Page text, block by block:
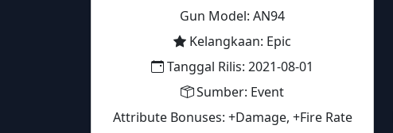
Gun Model: AN94
Kelangkaan: Epic
Tanggal Rilis: 2021-08-01
Sumber: Event
Attribute Bonuses: +Damage, +Fire Rate